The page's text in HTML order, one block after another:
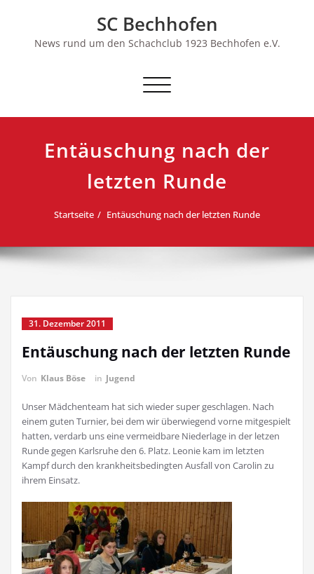
SC Bechhofen
News rund um den Schachclub 1923 Bechhofen e.V.
Schalte
Entäuschung nach der
letzten Runde
Startseite Entäuschung nach der letzten Runde
31. Dezember 2011
Entäuschung nach der letzten Runde
Von Klaus Böse in Jugend
Unser Mädchenteam hat sich wieder super geschlagen. Nach
einem guten Turnier, bei dem wir überwiegend vorne mitgespielt
hatten, verdarb uns eine vermeidbare Niederlage in der letzen
Runde gegen Karlsruhe den 6. Platz. Leonie kam im letzten
Kampf durch den krankheitsbedingten Ausfall von Carolin zu
ihrem Einsatz.